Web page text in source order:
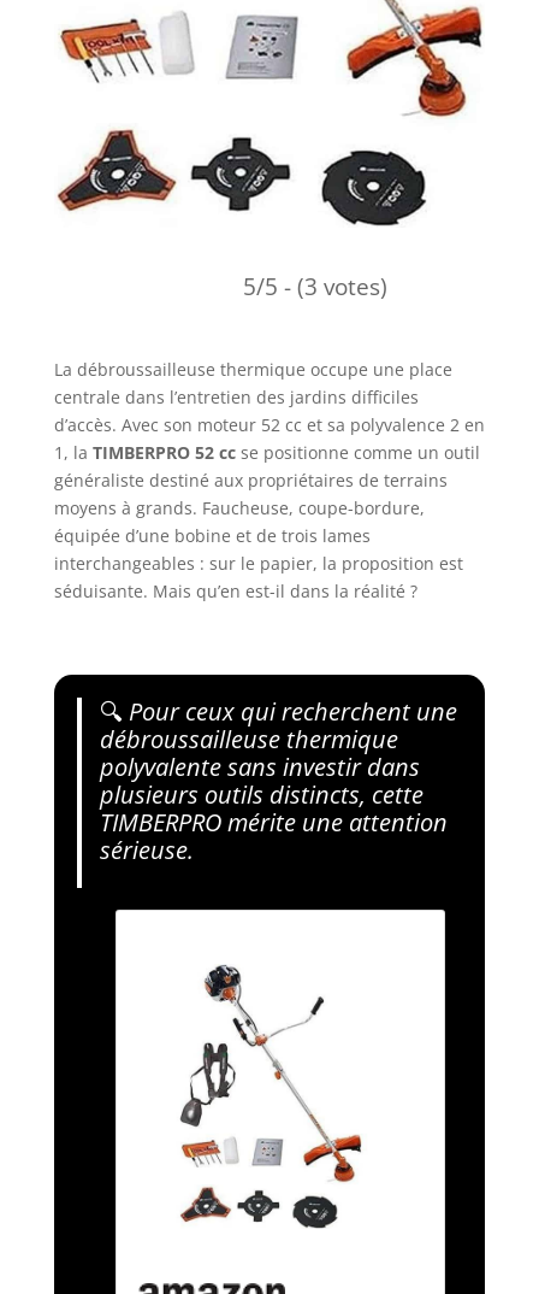
5/5 - (3 votes)
La débroussailleuse thermique occupe une place
centrale dans l’entretien des jardins difficiles
d’accès. Avec son moteur 52 cc et sa polyvalence 2 en
1, la TIMBERPRO 52 ccse positionne comme un outil
généraliste destiné aux propriétaires de terrains
moyens à grands. Faucheuse, coupe-bordure,
équipée d’une bobine et de trois lames
interchangeables : sur le papier, la proposition est
séduisante. Mais qu’en est-il dans la réalité ?
🔍 Pour ceux qui recherchent une
débroussailleuse thermique
polyvalente sans investir dans
plusieurs outils distincts, cette
TIMBERPRO mérite une attention
sérieuse.